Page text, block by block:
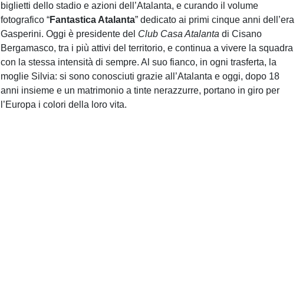
biglietti dello stadio e azioni dell’Atalanta, e curando il volume
fotografico “Fantastica Atalanta” dedicato ai primi cinque anni dell’era
Gasperini. Oggi è presidente del Club Casa Atalanta di Cisano
Bergamasco, tra i più attivi del territorio, e continua a vivere la squadra
con la stessa intensità di sempre. Al suo fianco, in ogni trasferta, la
moglie Silvia: si sono conosciuti grazie all’Atalanta e oggi, dopo 18
anni insieme e un matrimonio a tinte nerazzurre, portano in giro per
l’Europa i colori della loro vita.